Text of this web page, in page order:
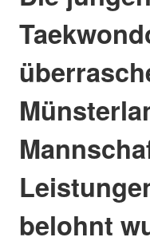
belohnt